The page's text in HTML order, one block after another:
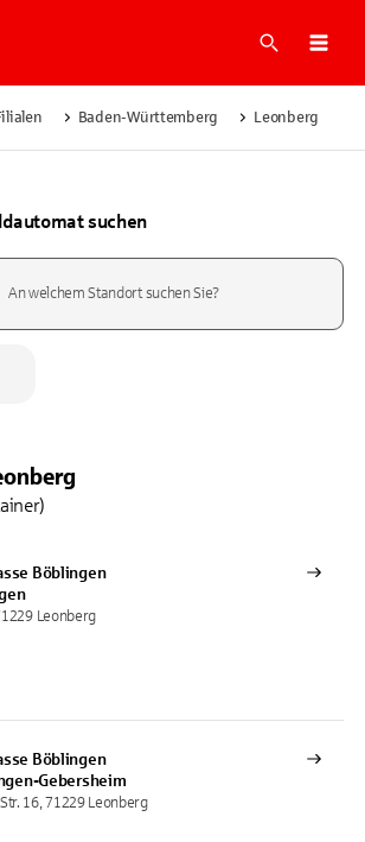
Suche
Baden-Württemberg Leonberg
suchen
Böblingen
Leonberg
Böblingen
Gebersheim
16, 71229 Leonberg